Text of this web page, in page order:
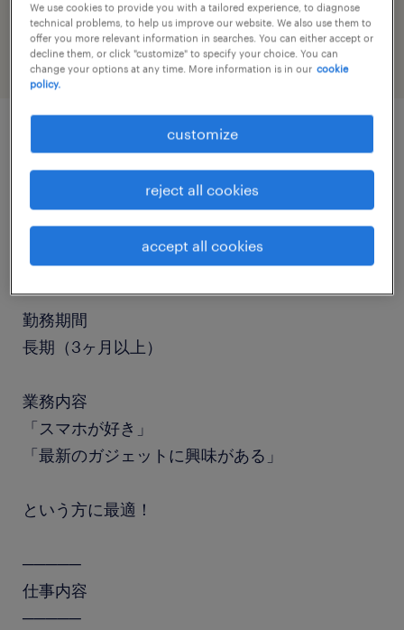
engineering
job details
職種
検査、仕分け・ピッキング・梱包、検品、その他
（倉庫・軽作業）
勤務期間
長期（3ヶ月以上）
業務内容
「スマホが好き」
「最新のガジェットに興味がある」
という方に最適！
─────
仕事内容
─────
We use cookies to provide you with a tailored experience, to diagnose
technical problems, to help us improve our website. We also use them to
offer you more relevant information in searches. You can either accept or
decline them, or click "customize" to specify your choice. You can
change your options at any time. More information is in our cookie
policy.
customize
reject all cookies
accept all cookies